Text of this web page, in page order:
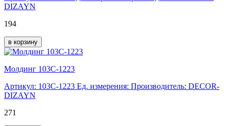
DIZAYN
194
в корзину
Молдинг 103C-1223
Артикул: 103C-1223 Ед. измерения: Производитель: DECOR-
DIZAYN
271